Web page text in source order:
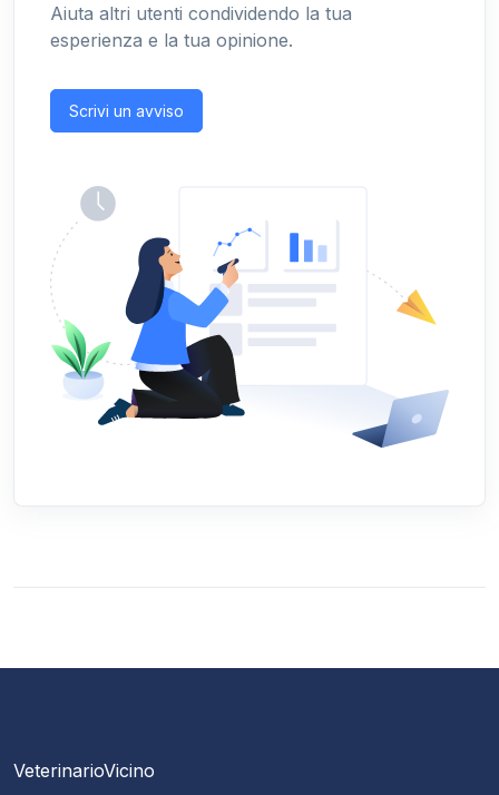
Aiuta altri utenti condividendo la tua
esperienza e la tua opinione.
Scrivi un avviso
VeterinarioVicino